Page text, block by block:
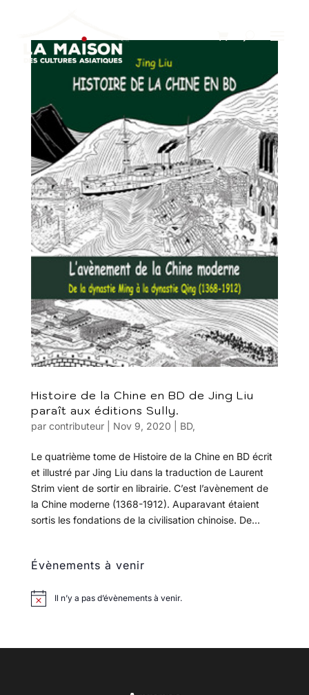
Histoire de la Chine en BD de Jing Liu
paraît aux éditions Sully.
par contributeur| Nov 9, 2020 BD,
Le quatrième tome de Histoire de la Chine en BD écrit
et illustré par Jing Liu dans la traduction de Laurent
Strim vient de sortir en librairie. C’est l’avènement de
la Chine moderne (1368-1912). Auparavant étaient
sortis les fondations de la civilisation chinoise. De...
Évènements à venir
Il n’y a pas d’évènements à venir.